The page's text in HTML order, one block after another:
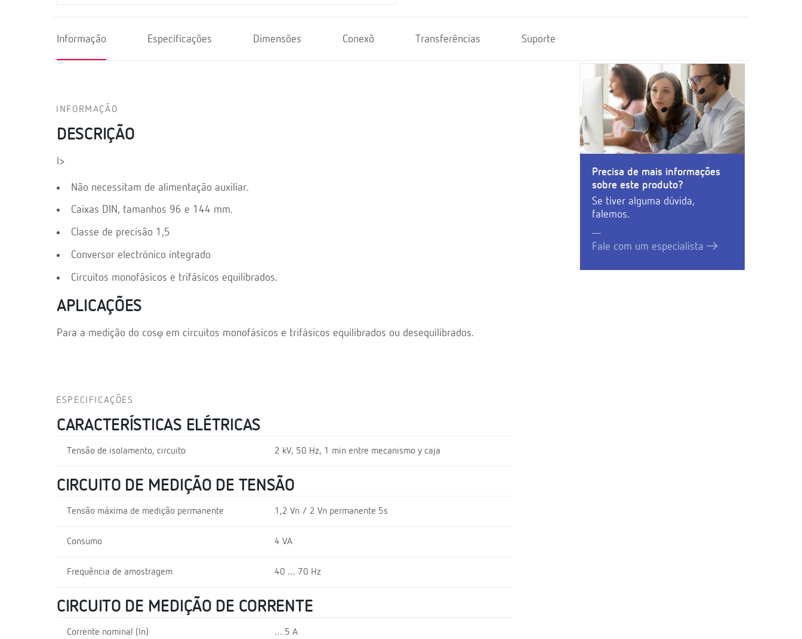
Informação Especificações Dimensões Conexõ Transferências Suporte
INFORMAÇÃO
DESCRIÇÃO
l>
Não necessitam de alimentação auxiliar.
Caixas DIN, tamanhos 96 e 144 mm.
Classe de precisão 1,5
Conversor electrónico integrado
Circuitos monofásicos e trifásicos equilibrados.
APLICAÇÕES
Para a medição do cosφ em circuitos monofásicos e trifásicos equilibrados ou desequilibrados.
Precisa de mais informações
sobre este produto?
Se tiver alguma dúvida,
falemos.
Fale com um especialista
ESPECIFICAÇÕES
CARACTERÍSTICAS ELÉTRICAS
Tensão de isolamento, circuito 2 kV, 50 Hz, 1 min entre mecanismo y caja
CIRCUITO DE MEDIÇÃO DE TENSÃO
Tensão máxima de medição permanente 1,2 Vn / 2 Vn permanente 5s
Consumo 4 VA
Frequência de amostragem 40 … 70 Hz
CIRCUITO DE MEDIÇÃO DE CORRENTE
Corrente nominal (In) … 5 A